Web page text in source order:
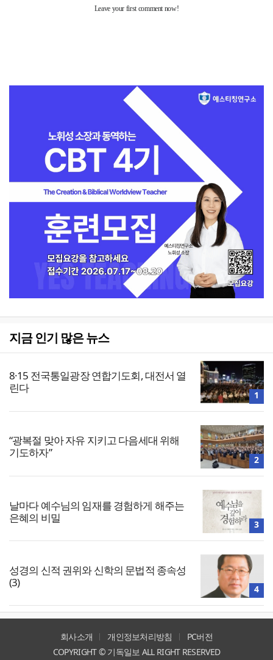
지금 인기 많은 뉴스
8·15 전국통일광장 연합기도회, 대전서 열
린다
1
“광복절 맞아 자유 지키고 다음세대 위해
기도하자”
2
날마다 예수님의 임재를 경험하게 해주는
은혜의 비밀
3
성경의 신적 권위와 신학의 문법적 종속성
(3)
4
회사소개 개인정보처리방침
PC버전
COPYRIGHT © 기독일보 ALL RIGHT RESERVED